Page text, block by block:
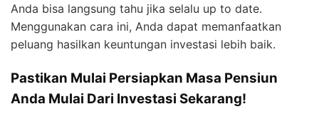
Anda bisa langsung tahu jika selalu up to date.
Menggunakan cara ini, Anda dapat memanfaatkan
peluang hasilkan keuntungan investasi lebih baik.
Pastikan Mulai Persiapkan Masa Pensiun
Anda Mulai Dari Investasi Sekarang!